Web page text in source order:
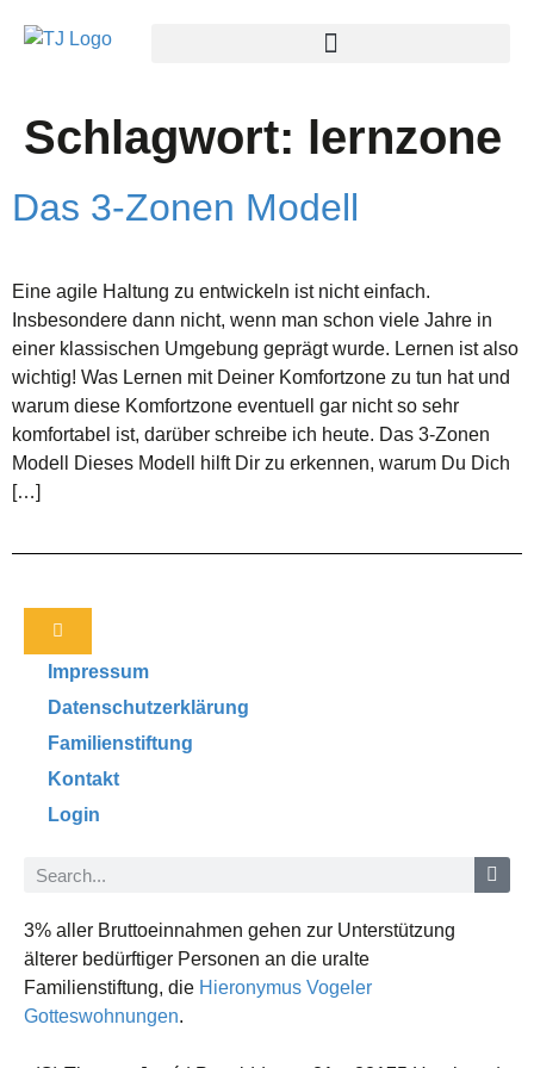
Schlagwort: lernzone
Das 3-Zonen Modell
Eine agile Haltung zu entwickeln ist nicht einfach.
Insbesondere dann nicht, wenn man schon viele Jahre in
einer klassischen Umgebung geprägt wurde. Lernen ist also
wichtig! Was Lernen mit Deiner Komfortzone zu tun hat und
warum diese Komfortzone eventuell gar nicht so sehr
komfortabel ist, darüber schreibe ich heute. Das 3-Zonen
Modell Dieses Modell hilft Dir zu erkennen, warum Du Dich
[…]
Impressum
Datenschutzerklärung
Familienstiftung
Kontakt
Login
3% aller Bruttoeinnahmen gehen zur Unterstützung
älterer bedürftiger Personen an die uralte
Familienstiftung, die Hieronymus Vogeler
Gotteswohnungen.